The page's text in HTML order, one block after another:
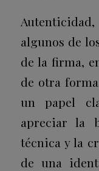
algunos de
de la firma,
de otra
un papel
apreciar la
técnica y la
de una